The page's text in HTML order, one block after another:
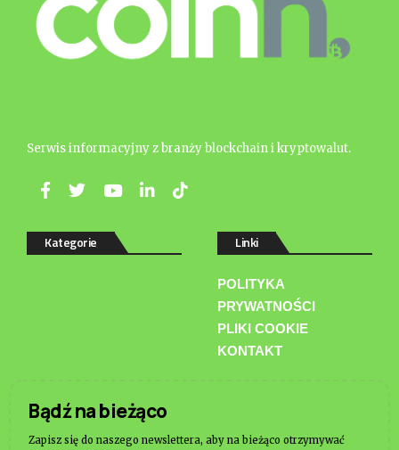
Serwis informacyjny z branży blockchain i kryptowalut.
Kategorie Linki
POLITYKA
PRYWATNOŚCI
PLIKI COOKIE
KONTAKT
Bądź na bieżąco
Zapisz się do naszego newslettera, aby na bieżąco otrzymywać